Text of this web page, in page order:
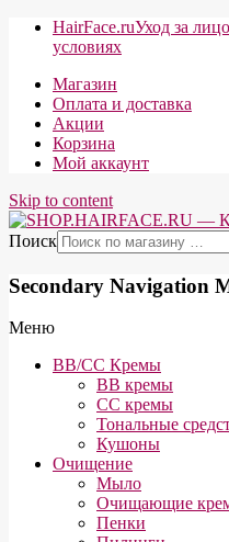
HairFace.ruУход за
условиях
Магазин
Оплата и доставка
Акции
Корзина
Мой аккаунт
Skip to content
Поиск
Secondary Navigation
Меню
BB/CC Кремы
BB кремы
СС кремы
Тональные
Кушоны
Очищение
Мыло
Очищающие
Пенки